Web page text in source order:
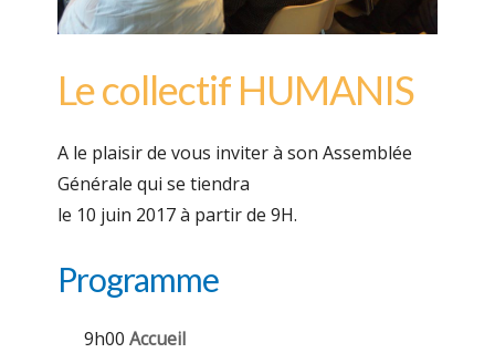
Le collectif HUMANIS
A le plaisir de vous inviter à son Assemblée
Générale qui se tiendra
le 10 juin 2017 à partir de 9H.
Programme
9h00 Accueil